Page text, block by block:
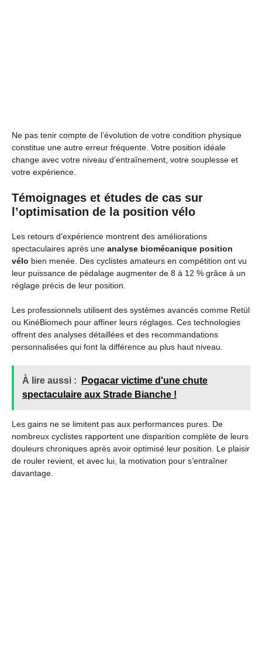
Ne pas tenir compte de l’évolution de votre condition physique
constitue une autre erreur fréquente. Votre position idéale
change avec votre niveau d’entraînement, votre souplesse et
votre expérience.
Témoignages et études de cas sur
l’optimisation de la position vélo
Les retours d’expérience montrent des améliorations
spectaculaires après une analyse biomécanique position
vélo bien menée. Des cyclistes amateurs en compétition ont vu
leur puissance de pédalage augmenter de 8 à 12 % grâce à un
réglage précis de leur position.
Les professionnels utilisent des systèmes avancés comme Retül
ou KinéBiomech pour affiner leurs réglages. Ces technologies
offrent des analyses détaillées et des recommandations
personnalisées qui font la différence au plus haut niveau.
À lire aussi :
Pogacar victime d'une chute
spectaculaire aux Strade Bianche !
Les gains ne se limitent pas aux performances pures. De
nombreux cyclistes rapportent une disparition complète de leurs
douleurs chroniques après avoir optimisé leur position. Le plaisir
de rouler revient, et avec lui, la motivation pour s’entraîner
davantage.